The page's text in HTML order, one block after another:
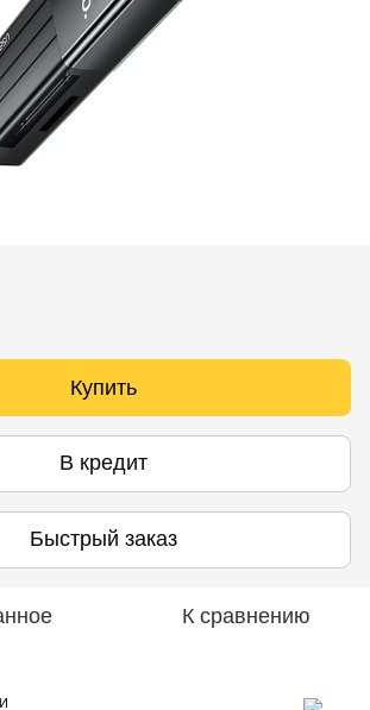
Купить
В кредит
Быстрый заказ
К сравнению